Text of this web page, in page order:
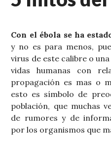
Con el ébola se ha
y no es para menos,
virus de este calibre o
vidas humanas con
propagación es mas o
esto es símbolo de
población, que muchas
de rumores y de
por los organismos que